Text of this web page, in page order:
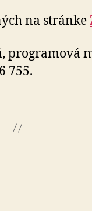
na stránke
programová
755.